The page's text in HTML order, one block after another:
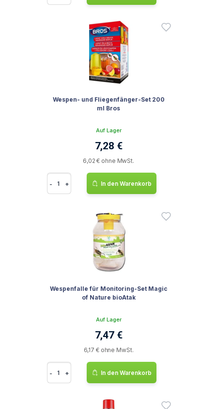
Wespen- und Fliegenfänger-Set 200
ml Bros
Auf Lager
7,28 €
6,02 € ohne MwSt.
- + In den Warenkorb
Wespenfalle für Monitoring-Set Magic
of Nature bioAtak
Auf Lager
7,47 €
6,17 € ohne MwSt.
- + In den Warenkorb